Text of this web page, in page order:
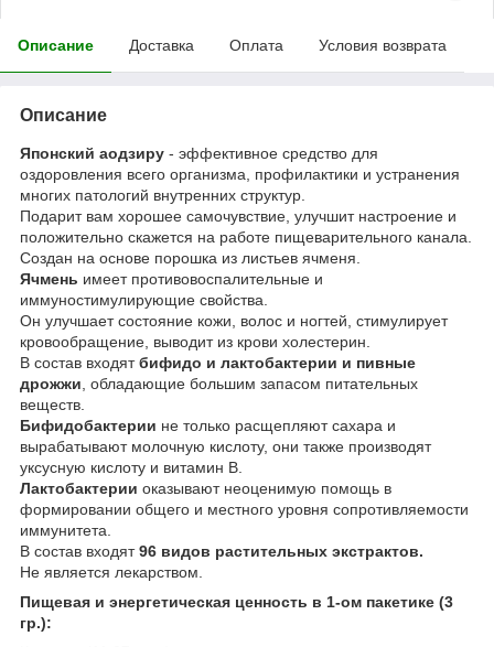
Описание Доставка Оплата Условия возврата
Описание
Японский аодзиру - эффективное средство для
оздоровления всего организма, профилактики и устранения
многих патологий внутренних структур.
Подарит вам хорошее самочувствие, улучшит настроение и
положительно скажется на работе пищеварительного канала.
Создан на основе порошка из листьев ячменя.
Ячмень имеет противовоспалительные и
иммуностимулирующие свойства.
Он улучшает состояние кожи, волос и ногтей, стимулирует
кровообращение, выводит из крови холестерин.
В состав входятбифидо и лактобактерии и пивные
дрожжи , обладающие большим запасом питательных
веществ.
Бифидобактерии не только расщепляют сахара и
вырабатывают молочную кислоту, они также производят
уксусную кислоту и витамин В.
Лактобактерии оказывают неоценимую помощь в
формировании общего и местного уровня сопротивляемости
иммунитета.
В состав входят96 видов растительных экстрактов.
Не является лекарством.
Пищевая и энергетическая ценность в 1-ом пакетике (3
гр.):